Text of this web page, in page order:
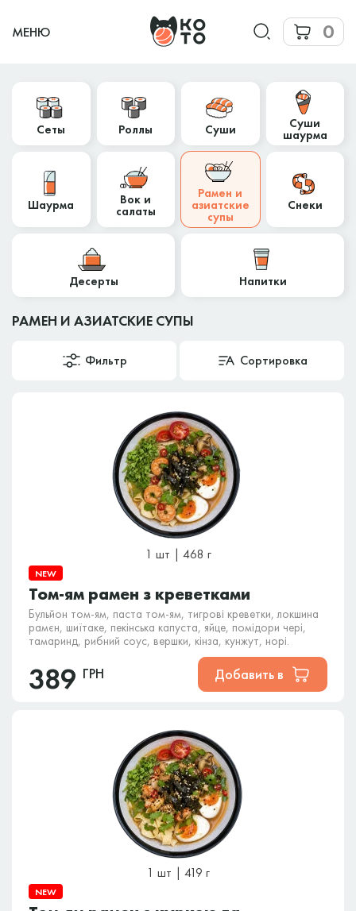
МЕНЮ 0
Сеты Роллы Суши Суши
шаурма
Шаурма Вок и
салаты
Рамен и
азиатские
супы
Снеки
Десерты Напитки
РАМЕН И АЗИАТСКИЕ СУПЫ
Фильтр Сортировка
1 шт | 468 г
NEW
Том-ям рамен з креветками
Бульйон том-ям, паста том-ям, тигрові креветки, локшина
рамєн, шиїтаке, пекінська капуста, яйце, помідори чері,
тамаринд, рибний соус, вершки, кінза, кунжут, норі.
389 ГРН Добавить в
1 шт | 419 г
NEW